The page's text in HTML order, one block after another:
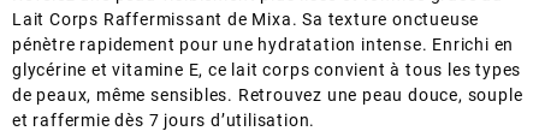
Lait Corps Raffermissant de Mixa. Sa texture onctueuse
pénètre rapidement pour une hydratation intense. Enrichi en
glycérine et vitamine E, ce lait corps convient à tous les types
de peaux, même sensibles. Retrouvez une peau douce, souple
et raffermie dès 7 jours d’utilisation.